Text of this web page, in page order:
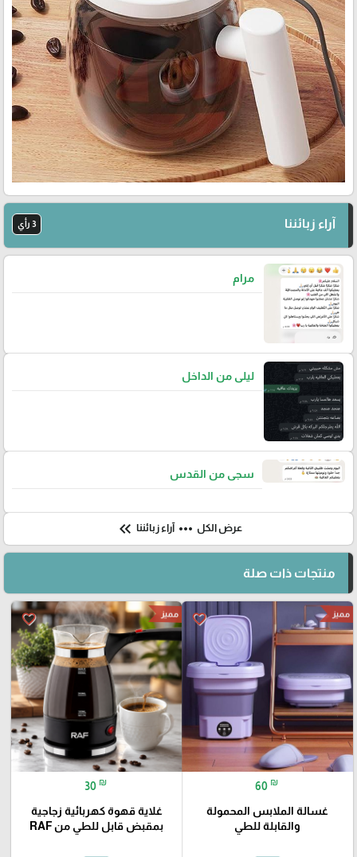
آراء زبائننا 3 رأي
مرام
ليلى من الداخل
سجى من القدس
عرض الكل more_horiz آراء زبائننا keyboard_double_arrow_left
منتجات ذات صلة
favorite_border مميز
60 ₪
غسالة الملابس المحمولة
والقابلة للطي
favorite_border مميز
30 ₪
غلاية قهوة كهربائية زجاجية
بمقبض قابل للطي من RAF